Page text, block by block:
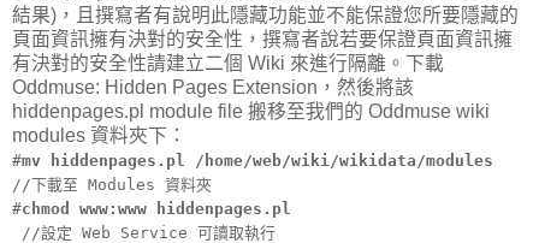
結果)，且撰寫者有說明此隱藏功能並不能保證您所要隱藏的
頁面資訊擁有決對的安全性，撰寫者說若要保證頁面資訊擁
有決對的安全性請建立二個 Wiki 來進行隔離。下載
Oddmuse: Hidden Pages Extension，然後將該
hiddenpages.pl module file 搬移至我們的 Oddmuse wiki
modules 資料夾下：
#mv hiddenpages.pl /home/web/wiki/wikidata/modules
//下載至 Modules 資料夾
#chmod www:www hiddenpages.pl
//設定 Web Service 可讀取執行